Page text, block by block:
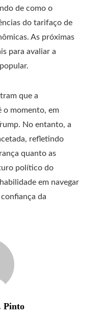
de como o
do tarifaço de
As próximas
para avaliar a
que a
o momento, em
No entanto, a
refletindo
quanto as
político do
em navegar
da
Pinto